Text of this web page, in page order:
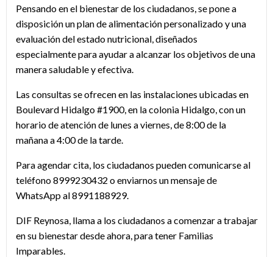
Pensando en el bienestar de los ciudadanos, se pone a
disposición un plan de alimentación personalizado y una
evaluación del estado nutricional, diseñados
especialmente para ayudar a alcanzar los objetivos de una
manera saludable y efectiva.
Las consultas se ofrecen en las instalaciones ubicadas en
Boulevard Hidalgo #1900, en la colonia Hidalgo, con un
horario de atención de lunes a viernes, de 8:00 de la
mañana a 4:00 de la tarde.
Para agendar cita, los ciudadanos pueden comunicarse al
teléfono 8999230432 o enviarnos un mensaje de
WhatsApp al 8991188929.
DIF Reynosa, llama a los ciudadanos a comenzar a trabajar
en su bienestar desde ahora, para tener Familias
Imparables.